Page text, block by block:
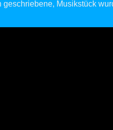
geschriebene, Musikstück